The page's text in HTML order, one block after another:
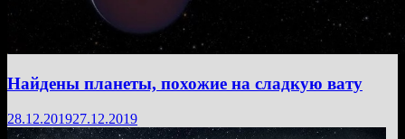
Найдены планеты, похожие на сладкую вату
28.12.201927.12.2019